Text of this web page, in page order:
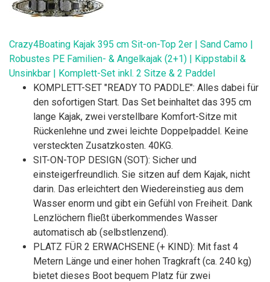
Crazy4Boating Kajak 395 cm Sit-on-Top 2er | Sand Camo |
Robustes PE Familien- & Angelkajak (2+1) | Kippstabil &
Unsinkbar | Komplett-Set inkl. 2 Sitze & 2 Paddel
KOMPLETT-SET "READY TO PADDLE": Alles dabei für
den sofortigen Start. Das Set beinhaltet das 395 cm
lange Kajak, zwei verstellbare Komfort-Sitze mit
Rückenlehne und zwei leichte Doppelpaddel. Keine
versteckten Zusatzkosten. 40KG.
SIT-ON-TOP DESIGN (SOT): Sicher und
einsteigerfreundlich. Sie sitzen auf dem Kajak, nicht
darin. Das erleichtert den Wiedereinstieg aus dem
Wasser enorm und gibt ein Gefühl von Freiheit. Dank
Lenzlöchern fließt überkommendes Wasser
automatisch ab (selbstlenzend).
PLATZ FÜR 2 ERWACHSENE (+ KIND): Mit fast 4
Metern Länge und einer hohen Tragkraft (ca. 240 kg)
bietet dieses Boot bequem Platz für zwei